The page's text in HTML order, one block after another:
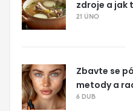
zdroje a jak
21 ÚNO
Zbavte se
metody a
6 DUB